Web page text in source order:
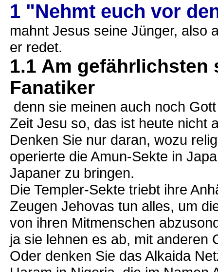
1 "Nehmt euch vor
mahnt Jesus seine Jünger, also
er redet.
1.1 Am
Fanatiker
denn sie meinen auch noch
Zeit Jesu so, das ist heute nicht
Denken Sie nur daran, wozu
operierte die Amun-Sekte in
Japaner zu bringen.
Die Templer-Sekte triebt ihre
Zeugen Jehovas tun alles, um
von ihren Mitmenschen
ja sie lehnen es ab, mit anderen
Oder denken Sie das Alkaida